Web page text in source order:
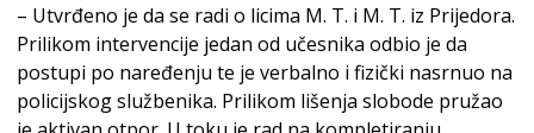
– Utvrđeno je da se radi o licima M. T. i M. T. iz Prijedora.
Prilikom intervencije jedan od učesnika odbio je da
postupi po naređenju te je verbalno i fizički nasrnuo na
policijskog službenika. Prilikom lišenja slobode pružao